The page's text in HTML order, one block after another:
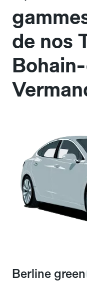
de nos
Berline green